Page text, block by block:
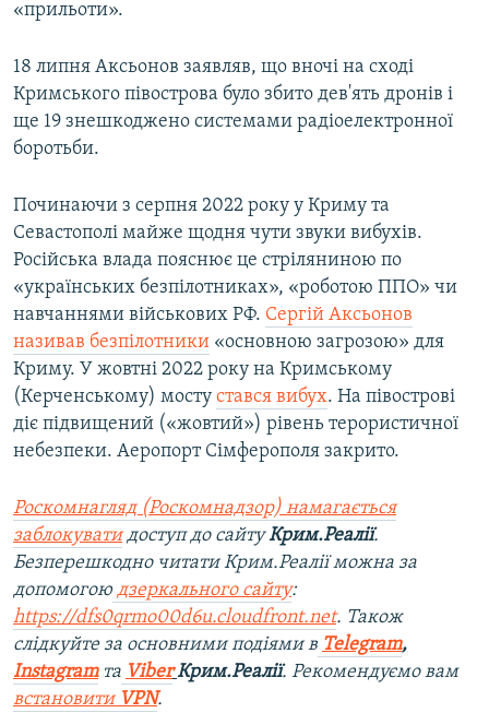
«прильоти».
18 липня Аксьонов заявляв, що вночі на сході
Кримського півострова було збито дев'ять дронів і
ще 19 знешкоджено системами радіоелектронної
боротьби.
Починаючи з серпня 2022 року у Криму та
Севастополі майже щодня чути звуки вибухів.
Російська влада пояснює це стріляниною по
«українських безпілотниках», «роботою ППО» чи
навчаннями військових РФ. Сергій Аксьонов
називав безпілотники «основною загрозою» для
Криму. У жовтні 2022 року на Кримському
(Керченському) мосту стався вибух. На півострові
діє підвищений («жовтий») рівень терористичної
небезпеки. Аеропорт Сімферополя закрито.
Роскомнагляд (Роскомнадзор) намагається
заблокуватидоступ до сайтуКрим.Реалії.
Безперешкодно читати Крим.Реалії можна за
допомогою дзеркального сайту:
https://dfs0qrmo00d6u.cloudfront.net. Також
слідкуйте за основними подіями в Telegram,
Instagramта Viber Крим.Реалії. Рекомендуємо вам
встановити VPN.